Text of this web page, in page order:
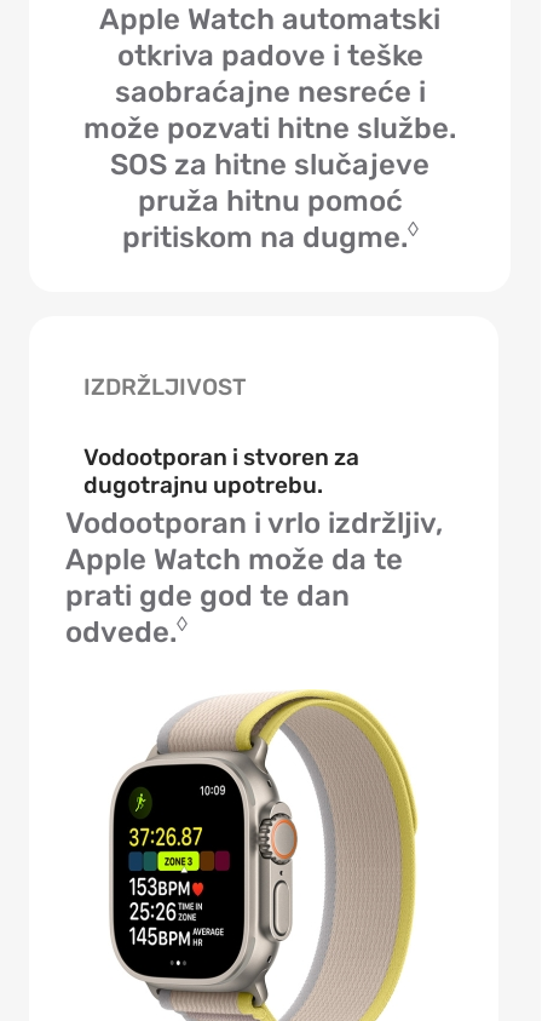
Apple Watch automatski
otkriva padove i teške
saobraćajne nesreće i
može pozvati hitne službe.
SOS za hitne slučajeve
pruža hitnu pomoć
pritiskom na dugme.◊
IZDRŽLJIVOST
Vodootporan i stvoren za
dugotrajnu upotrebu.
Vodootporan i vrlo izdržljiv,
Apple Watch može da te
prati gde god te dan
odvede.◊